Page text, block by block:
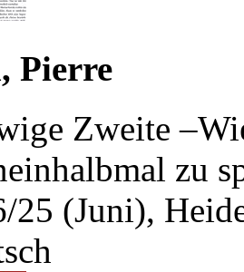
Pierre
Zweite
zu
25 (Juni),